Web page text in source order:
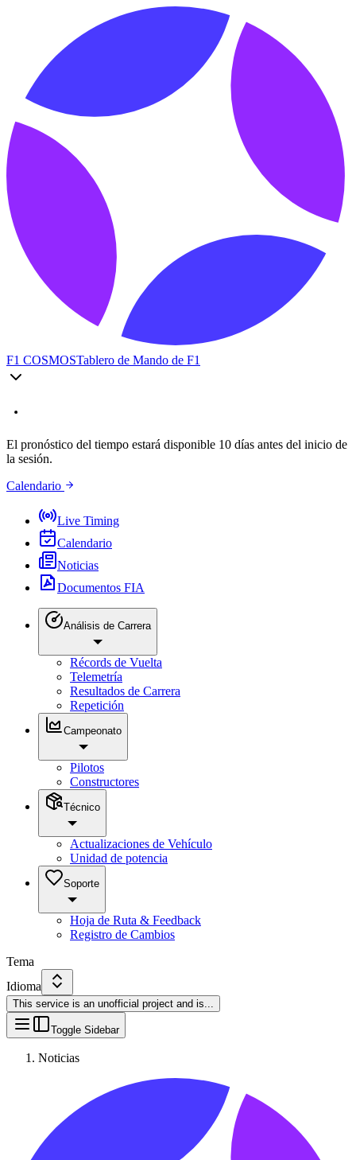
F1 COSMOSTablero de Mando de F1
El pronóstico del tiempo estará disponible 10 días antes del inicio de
la sesión.
Calendario
Live Timing
Calendario
Noticias
Documentos FIA
Análisis de Carrera
Récords de Vuelta
Telemetría
Resultados de Carrera
Repetición
Campeonato
Pilotos
Constructores
Técnico
Actualizaciones de Vehículo
Unidad de potencia
Soporte
Hoja de Ruta & Feedback
Registro de Cambios
Tema
Idioma
This service is an unofficial project and is...
Toggle Sidebar
Noticias